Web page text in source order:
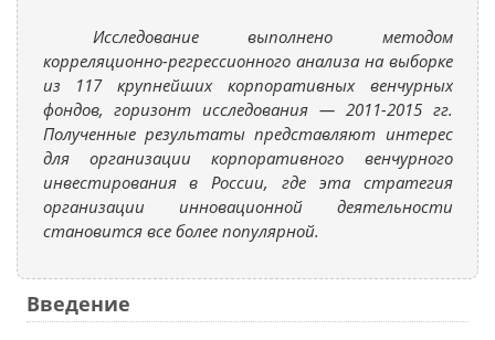
Исследование выполнено методом
корреляционно-регрессионного анализа на выборке
из 117 крупнейших корпоративных венчурных
фондов, горизонт исследования — 2011-2015 гг.
Полученные результаты представляют интерес
для организации корпоративного венчурного
инвестирования в России, где эта стратегия
организации инновационной деятельности
становится все более популярной.
Введение